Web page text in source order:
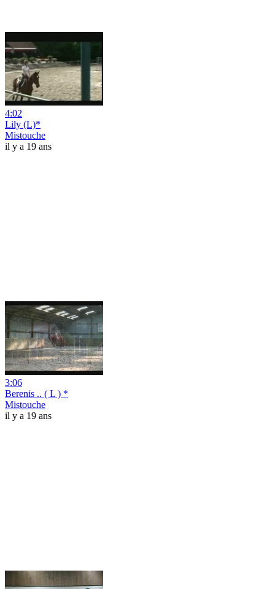
4:02
Lily (L)*
Mistouche
il y a 19 ans
3:06
Berenis .. ( L ) *
Mistouche
il y a 19 ans